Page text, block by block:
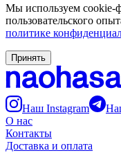
Мы используем cookie-
пользовательского
политике
Принять
Наш Instagram
О нас
Контакты
Доставка и оплата